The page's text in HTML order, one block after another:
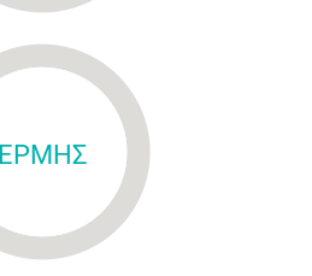
ΕΡΜΗΣ